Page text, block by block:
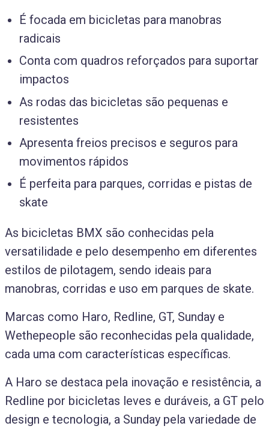
É focada em bicicletas para manobras
radicais
Conta com quadros reforçados para suportar
impactos
As rodas das bicicletas são pequenas e
resistentes
Apresenta freios precisos e seguros para
movimentos rápidos
É perfeita para parques, corridas e pistas de
skate
As bicicletas BMX são conhecidas pela
versatilidade e pelo desempenho em diferentes
estilos de pilotagem, sendo ideais para
manobras, corridas e uso em parques de skate.
Marcas como Haro, Redline, GT, Sunday e
Wethepeople são reconhecidas pela qualidade,
cada uma com características específicas.
A Haro se destaca pela inovação e resistência, a
Redline por bicicletas leves e duráveis, a GT pelo
design e tecnologia, a Sunday pela variedade de